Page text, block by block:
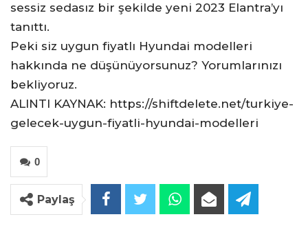
sessiz sedasız bir şekilde yeni 2023 Elantra’yı
tanıttı.
Peki siz uygun fiyatlı Hyundai modelleri
hakkında ne düşünüyorsunuz? Yorumlarınızı
bekliyoruz.
ALINTI KAYNAK: https://shiftdelete.net/turkiye-
gelecek-uygun-fiyatli-hyundai-modelleri
0
Paylaş